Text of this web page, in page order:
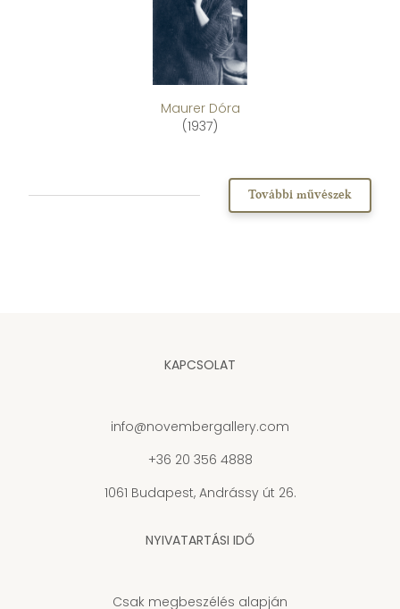
Maurer Dóra
(1937)
További művészek
KAPCSOLAT
info@novembergallery.com
+36 20 356 4888
1061 Budapest, Andrássy út 26.
NYIVATARTÁSI IDŐ
Csak megbeszélés alapján